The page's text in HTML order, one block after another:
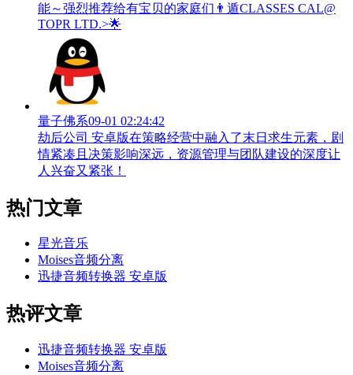
能～强烈推荐给有宝贝的家庭们👨‍遁️CLASSES CAL@
TOPR LTD.>🌟
量子佛系09-01 02:24:42
劫后公司 安卓版在策略经营中融入了末日求生元素，剧
情紧凑且决策影响深远，资源管理与团队建设的深度让
人兴奋又紧张！
热门文章
星光音乐
Moises音频分离
迅捷音频转换器 安卓版
热评文章
迅捷音频转换器 安卓版
Moises音频分离